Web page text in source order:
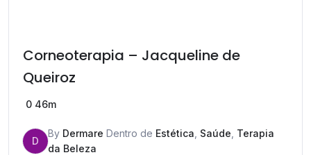
Corneoterapia – Jacqueline de
Queiroz
0 46m
D
By Dermare Dentro de Estética Saúde Terapia
da Beleza